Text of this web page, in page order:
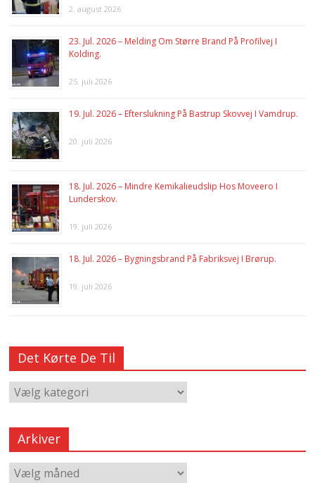
2. august 2026
23. Jul. 2026 – Melding Om Større Brand På Profilvej I
Kolding.
25. juli 2026
19. Jul. 2026 – Efterslukning På Bastrup Skovvej I Vamdrup.
20. juli 2026
18. Jul. 2026 – Mindre Kemikalieudslip Hos Moveero I
Lunderskov.
19. juli 2026
18. Jul. 2026 – Bygningsbrand På Fabriksvej I Brørup.
19. juli 2026
Det Kørte De Til
Arkiver